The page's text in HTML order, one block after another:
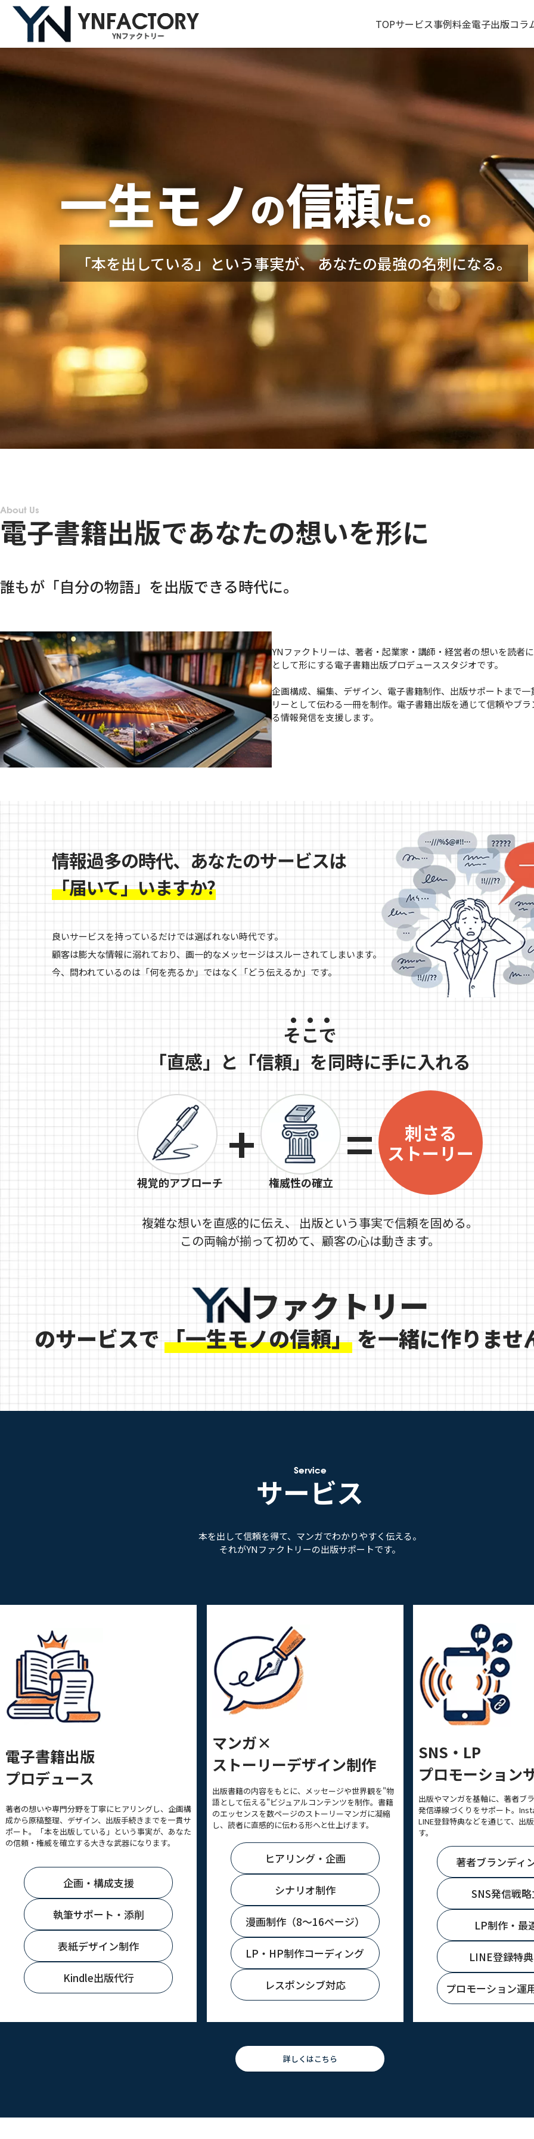
TOPサービス事例料金電子出版コラ
一生モノの信頼に。
「本を出している」という事実が、あなたの最強の名刺になる。
About Us
電子書籍出版であなたの想いを形に
誰もが「自分の物語」を出版できる時代に。
YNファクトリーは、著者・起業家・講師・経営者の想いを読者
として形にする電子書籍出版プロデューススタジオです。
企画構成、編集、デザイン、電子書籍制作、出版サポートまで
リーとして伝わる一冊を制作。電子書籍出版を通じて信頼やブ
る情報発信を支援します。
情報過多の時代、あなたのサービスは
「届いて」いますか?
良いサービスを持っているだけでは選ばれない時代です。
顧客は膨大な情報に溺れており、画一的なメッセージはスルーされてしまいます。
今、問われているのは「何を売るか」ではなく「どう伝えるか」です。
そこで
「直感」と「信頼」を同時に手に入れる
視覚的アプローチ
+
権威性の確立
=
刺さる
ストーリー
複雑な想いを直感的に伝え、
出版という事実で信頼を固める。
この両輪が揃って初めて、顧客の心は動きます。
ファクトリー
のサービスで「一生モノの信頼」を一緒に作りませ
Service
サービス
本を出して信頼を得て、マンガでわかりやすく伝える。
それがYNファクトリーの出版サポートです。
電子書籍出版
プロデュース
著者の想いや専門分野を丁寧にヒアリングし、企画構
成から原稿整理、デザイン、出版手続きまでを一貫サ
ポート。「本を出版している」という事実が、あなた
の信頼・権威を確立する大きな武器になります。
企画・構成支援
執筆サポート・添削
表紙デザイン制作
Kindle出版代行
マンガ×
ストーリーデザイン制作
出版書籍の内容をもとに、メッセージや世界観を"物
語として伝える"ビジュアルコンテンツを制作。書籍
のエッセンスを数ページのストーリーマンガに凝縮
し、読者に直感的に伝わる形へと仕上げます。
ヒアリング・企画
シナリオ制作
漫画制作（8〜16ページ）
LP・HP制作コーディング
レスポンシブ対応
SNS・LP
プロモーション
出版やマンガを基軸に、著者ブ
発信導線づくりをサポート。
LINE登録特典などを通じて、出
す。
著者ブランディ
SNS発信戦
LP制作・最
LINE登録特
プロモーション運
詳しくはこちら